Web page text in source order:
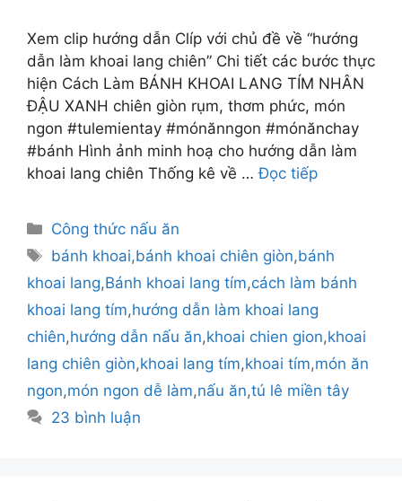
Xem clip hướng dẫn Clíp với chủ đề về “hướng
dẫn làm khoai lang chiên” Chi tiết các bước thực
hiện Cách Làm BÁNH KHOAI LANG TÍM NHÂN
ĐẬU XANH chiên giòn rụm, thơm phức, món
ngon #tulemientay #mónănngon #mónănchay
#bánh Hình ảnh minh hoạ cho hướng dẫn làm
khoai lang chiên Thống kê về …Đọc tiếp
Danh
mục
Công thức nấu ăn
Thẻ
bánh khoai,bánh khoai chiên giòn,bánh
khoai lang,Bánh khoai lang tím,cách làm bánh
khoai lang tím,hướng dẫn làm khoai lang
chiên,hướng dẫn nấu ăn,khoai chien gion,khoai
lang chiên giòn,khoai lang tím,khoai tím,món ăn
ngon,món ngon dễ làm,nấu ăn,tú lê miền tây
23 bình luận